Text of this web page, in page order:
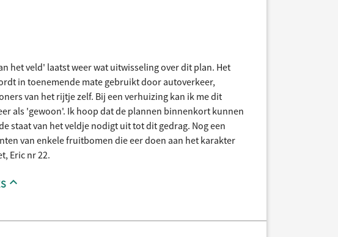
het veld' laatst weer wat uitwisseling over dit plan. Het
in toenemende mate gebruikt door autoverkeer,
van het rijtje zelf. Bij een verhuizing kan ik me dit
als 'gewoon'. Ik hoop dat de plannen binnenkort kunnen
staat van het veldje nodigt uit tot dit gedrag. Nog een
van enkele fruitbomen die eer doen aan het karakter
Eric nr 22.